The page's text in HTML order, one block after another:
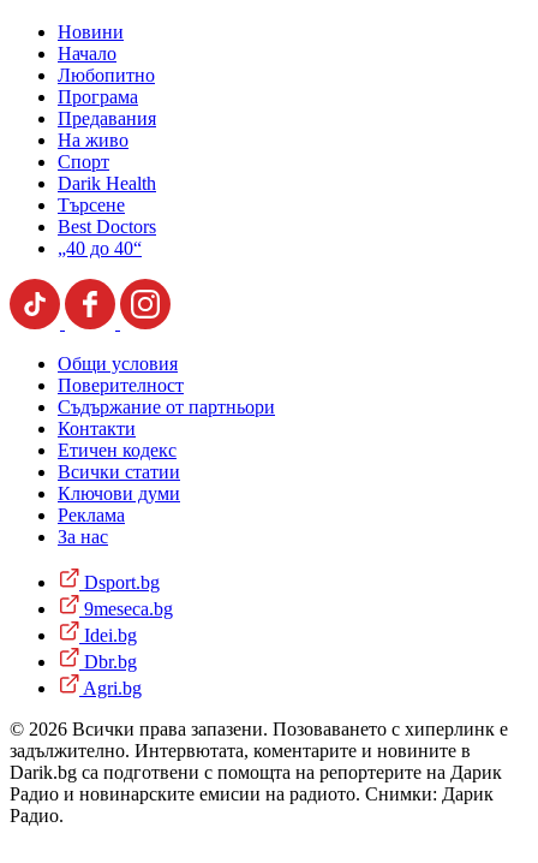
Новини
Начало
Любопитно
Програма
Предавания
На живо
Спорт
Darik Health
Търсене
Best Doctors
„40 до 40“
Общи условия
Поверителност
Съдържание от партньори
Контакти
Етичен кодекс
Всички статии
Ключови думи
Реклама
За нас
Dsport.bg
9meseca.bg
Idei.bg
Dbr.bg
Agri.bg
© 2026 Всички права запазени. Позоваването с хиперлинк е
задължително. Интервютата, коментарите и новините в
Darik.bg са подготвени с помощта на репортерите на Дарик
Радио и новинарските емисии на радиото. Снимки: Дарик
Радио.